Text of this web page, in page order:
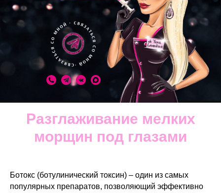
Разглаживание мелких
морщин под глазами
Ботокс (ботулинический токсин) – один из самых
популярных препаратов, позволяющий эффективно